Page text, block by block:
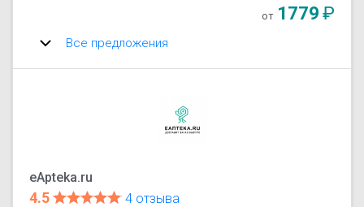
от 1779₽
Все предложения
eApteka.ru
4.5
4 отзыва